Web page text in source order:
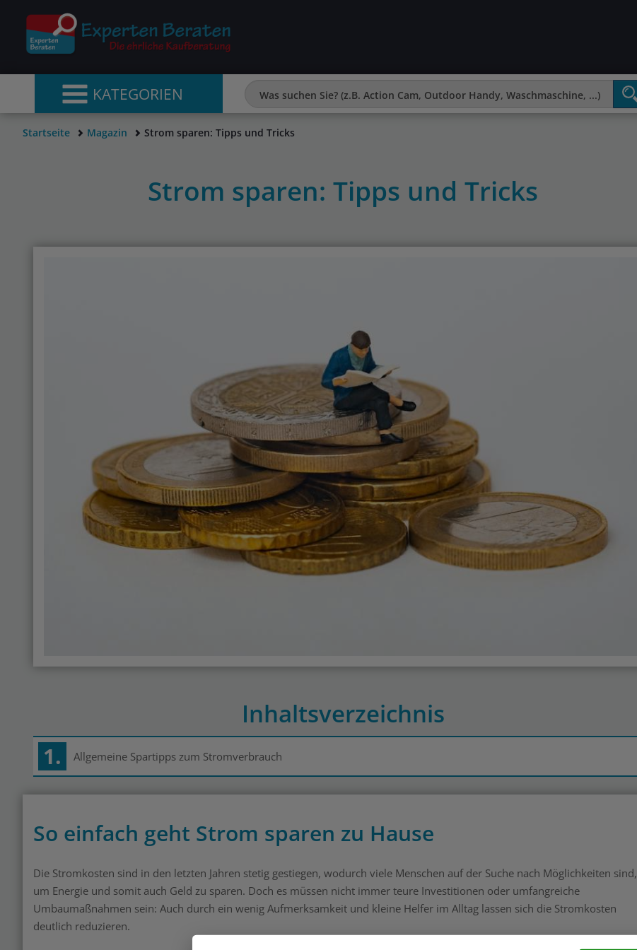
KATEGORIEN
Startseite Magazin Strom sparen: Tipps und Tricks
Strom sparen: Tipps und Tricks
Inhaltsverzeichnis
1. Allgemeine Spartipps zum Stromverbrauch
So einfach geht Strom sparen zu Hause
Die Stromkosten sind in den letzten Jahren stetig gestiegen, wodurch viele Menschen auf der Suche nach Möglichkeiten sind,
um Energie und somit auch Geld zu sparen. Doch es müssen nicht immer teure Investitionen oder umfangreiche
Umbaumaßnahmen sein: Auch durch ein wenig Aufmerksamkeit und kleine Helfer im Alltag lassen sich die Stromkosten
deutlich reduzieren.